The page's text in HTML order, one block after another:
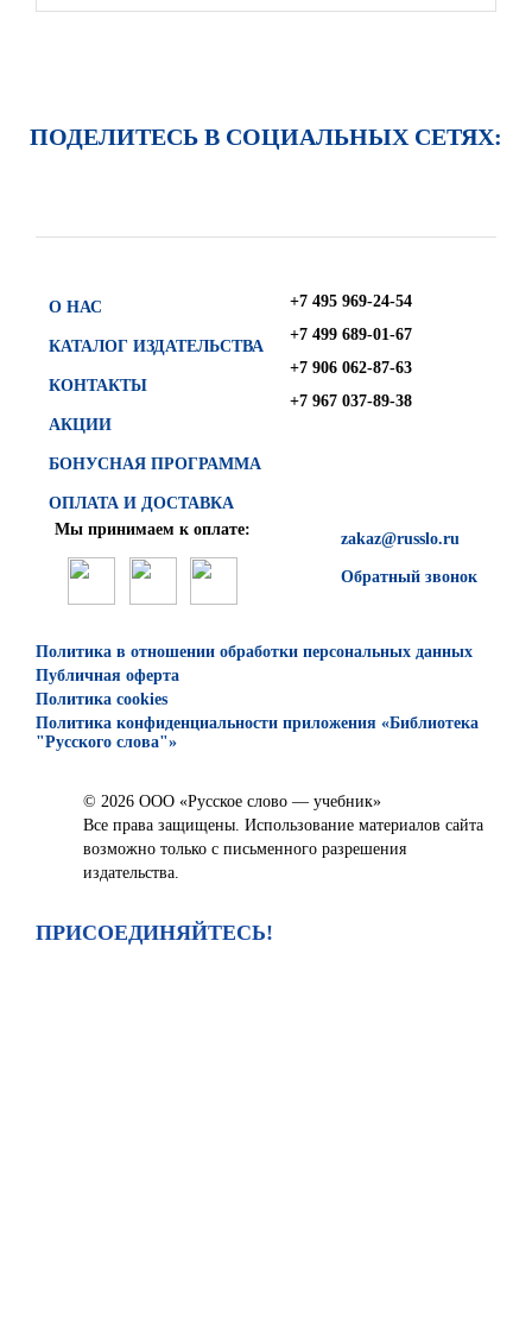
ПОДЕЛИТЕСЬ В СОЦИАЛЬНЫХ СЕТЯХ:
О НАС
КАТАЛОГ ИЗДАТЕЛЬСТВА
КОНТАКТЫ
АКЦИИ
БОНУСНАЯ ПРОГРАММА
ОПЛАТА И ДОСТАВКА
+7 495 969-24-54
+7 499 689-01-67
+7 906 062-87-63
+7 967 037-89-38
zakaz@russlo.ru
Обратный звонок
Мы принимаем к оплате:
Политика в отношении обработки персональных данных
Публичная оферта
Политика cookies
Политика конфиденциальности приложения «Библиотека
"Русского слова"»
© 2026 ООО «Русское слово — учебник»
Все права защищены. Использование материалов сайта
возможно только с письменного разрешения
издательства.
ПРИСОЕДИНЯЙТЕСЬ!